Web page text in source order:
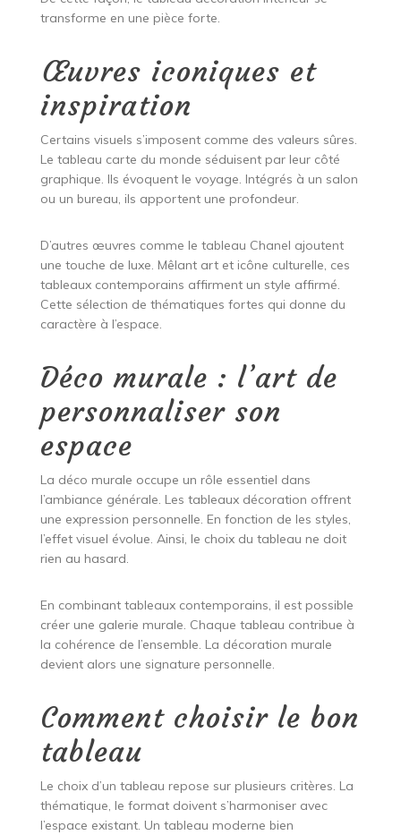
transforme en une pièce forte.
Œuvres iconiques et
inspiration
Certains visuels s’imposent comme des valeurs sûres.
Le tableau carte du monde séduisent par leur côté
graphique. Ils évoquent le voyage. Intégrés à un salon
ou un bureau, ils apportent une profondeur.
D’autres œuvres comme le tableau Chanel ajoutent
une touche de luxe. Mêlant art et icône culturelle, ces
tableaux contemporains affirment un style affirmé.
Cette sélection de thématiques fortes qui donne du
caractère à l’espace.
Déco murale : l’art de
personnaliser son
espace
La déco murale occupe un rôle essentiel dans
l’ambiance générale. Les tableaux décoration offrent
une expression personnelle. En fonction de les styles,
l’effet visuel évolue. Ainsi, le choix du tableau ne doit
rien au hasard.
En combinant tableaux contemporains, il est possible
créer une galerie murale. Chaque tableau contribue à
la cohérence de l’ensemble. La décoration murale
devient alors une signature personnelle.
Comment choisir le bon
tableau
Le choix d’un tableau repose sur plusieurs critères. La
thématique, le format doivent s’harmoniser avec
l’espace existant. Un tableau moderne bien